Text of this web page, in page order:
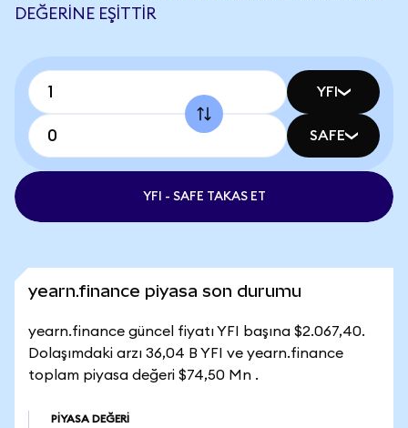
DEĞERINE EŞITTIR
YFI
SAFE
YFI - SAFE TAKAS ET
yearn.finance piyasa son durumu
yearn.finance güncel fiyatı YFI başına $2.067,40.
Dolaşımdaki arzı 36,04 B YFI ve yearn.finance
toplam piyasa değeri $74,50 Mn .
PIYASA DEĞERI